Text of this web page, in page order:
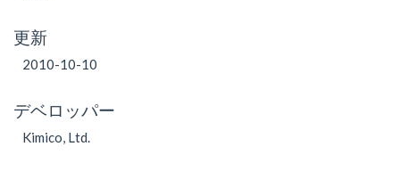
更新
2010-10-10
デベロッパー
Kimico, Ltd.